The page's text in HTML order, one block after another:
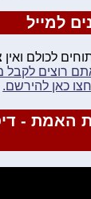
למייל
לכולם ואין
רוצים לקבל
כאן להירשם.
האמת -